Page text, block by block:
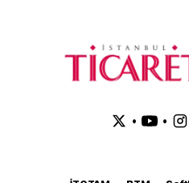
• •